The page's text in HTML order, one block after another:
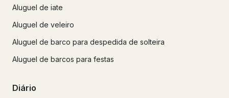
Aluguel de iate
Aluguel de veleiro
Aluguel de barco para despedida de solteira
Aluguel de barcos para festas
Diário